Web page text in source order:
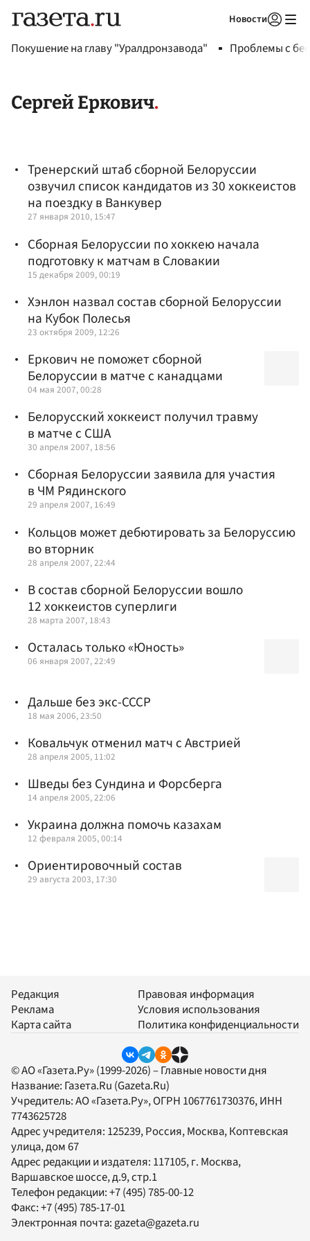
Новости
Покушение на главу "Уралдронзавода" Проблемы с
Сергей Еркович
Тренерский штаб сборной Белоруссии
озвучил список кандидатов из 30 хоккеистов
на поездку в Ванкувер
27 января 2010, 15:47
Сборная Белоруссии по хоккею начала
подготовку к матчам в Словакии
15 декабря 2009, 00:19
Хэнлон назвал состав сборной Белоруссии
на Кубок Полесья
23 октября 2009, 12:26
Еркович не поможет сборной
Белоруссии в матче с канадцами
04 мая 2007, 00:28
Белорусский хоккеист получил травму
в матче с США
30 апреля 2007, 18:56
Сборная Белоруссии заявила для участия
в ЧМ Рядинского
29 апреля 2007, 16:49
Кольцов может дебютировать за Белоруссию
во вторник
28 апреля 2007, 22:44
В состав сборной Белоруссии вошло
12 хоккеистов суперлиги
28 марта 2007, 18:43
Осталась только «Юность»
06 января 2007, 22:49
Дальше без экс-СССР
18 мая 2006, 23:50
Ковальчук отменил матч с Австрией
28 апреля 2005, 11:02
Шведы без Сундина и Форсберга
14 апреля 2005, 22:06
Украина должна помочь казахам
12 февраля 2005, 00:14
Ориентировочный состав
29 августа 2003, 17:30
Редакция
Реклама
Карта сайта
Правовая информация
Условия использования
Политика конфиденциальности
© АО «Газета.Ру» (1999-2026) – Главные новости дня
Название: Газета.Ru (Gazeta.Ru)
Учредитель:АО «Газета.Ру», ОГРН 1067761730376, ИНН
7743625728
Адрес учредителя: 125239, Россия, Москва, Коптевская
улица, дом 67
Адрес редакции и издателя: 117105, г. Москва,
Варшавское шоссе, д.9, стр.1
Телефон редакции:+7 (495) 785-00-12
Факс:+7 (495) 785-17-01
Электронная почта: gazeta@gazeta.ru